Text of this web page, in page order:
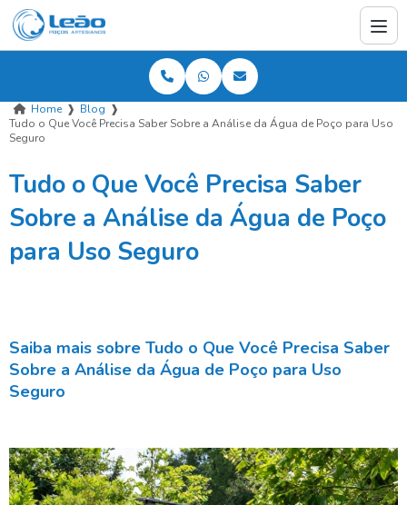
Home ❱ Blog ❱
Tudo o Que Você Precisa Saber Sobre a Análise da Água de Poço para Uso
Seguro
Tudo o Que Você Precisa Saber
Sobre a Análise da Água de Poço
para Uso Seguro
Saiba mais sobre Tudo o Que Você Precisa Saber
Sobre a Análise da Água de Poço para Uso
Seguro